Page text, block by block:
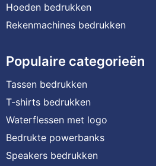
Hoeden bedrukken
Rekenmachines bedrukken
Populaire categorieën
Tassen bedrukken
T-shirts bedrukken
Waterflessen met logo
Bedrukte powerbanks
Speakers bedrukken